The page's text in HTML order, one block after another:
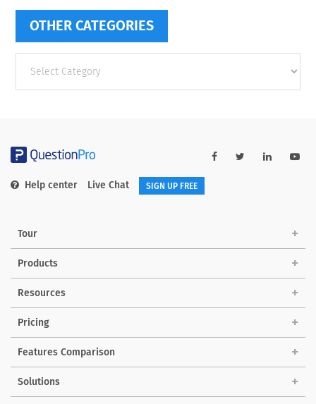
OTHER CATEGORIES
categories
Help center Live Chat SIGN UP FREE
Tour
Products
Resources
Pricing
Features Comparison
Solutions